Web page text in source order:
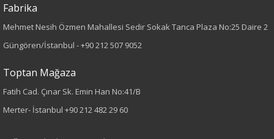
Dokuma
Taşlı
Kumaş
Fabrika
Mehmet Nesih Özmen Mahallesi Sedir Sokak Tanca Plaza No:25 Daire 2
Güngören/İstanbul -+90 212 507 9052
Toptan Mağaza
Fatih Cad. Çınar Sk. Emin Han No:41/B
Merter- İstanbul +90 212 482 29 60